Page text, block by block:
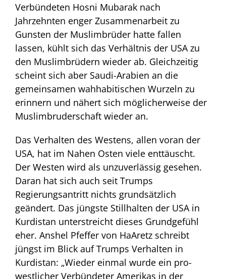
Verbündeten Hosni Mubarak nach
Jahrzehnten enger Zusammenarbeit zu
Gunsten der Muslimbrüder hatte fallen
lassen, kühlt sich das Verhältnis der USA zu
den Muslimbrüdern wieder ab. Gleichzeitig
scheint sich aber Saudi-Arabien an die
gemeinsamen wahhabitischen Wurzeln zu
erinnern und nähert sich möglicherweise der
Muslimbruderschaft wieder an.
Das Verhalten des Westens, allen voran der
USA, hat im Nahen Osten viele enttäuscht.
Der Westen wird als unzuverlässig gesehen.
Daran hat sich auch seit Trumps
Regierungsantritt nichts grundsätzlich
geändert. Das jüngste Stillhalten der USA in
Kurdistan unterstreicht dieses Grundgefühl
eher. Anshel Pfeffer von HaAretz schreibt
jüngst im Blick auf Trumps Verhalten in
Kurdistan: „Wieder einmal wurde ein pro-
westlicher Verbündeter Amerikas in der